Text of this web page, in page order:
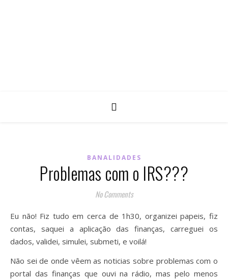
BANALIDADES
Problemas com o IRS???
No Comments
Eu não! Fiz tudo em cerca de 1h30, organizei papeis, fiz
contas, saquei a aplicação das finanças, carreguei os
dados, validei, simulei, submeti, e voilá!
Não sei de onde vêem as noticias sobre problemas com o
portal das finanças que ouvi na rádio, mas pelo menos